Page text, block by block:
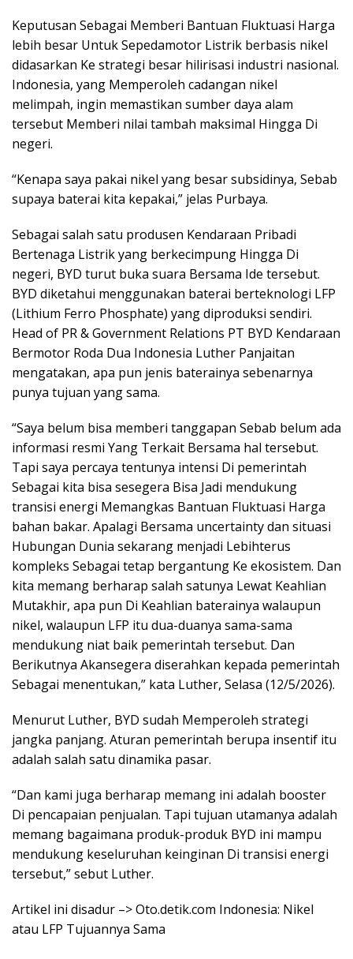
Keputusan Sebagai Memberi Bantuan Fluktuasi Harga
lebih besar Untuk Sepedamotor Listrik berbasis nikel
didasarkan Ke strategi besar hilirisasi industri nasional.
Indonesia, yang Memperoleh cadangan nikel
melimpah, ingin memastikan sumber daya alam
tersebut Memberi nilai tambah maksimal Hingga Di
negeri.
“Kenapa saya pakai nikel yang besar subsidinya, Sebab
supaya baterai kita kepakai,” jelas Purbaya.
Sebagai salah satu produsen Kendaraan Pribadi
Bertenaga Listrik yang berkecimpung Hingga Di
negeri, BYD turut buka suara Bersama Ide tersebut.
BYD diketahui menggunakan baterai berteknologi LFP
(Lithium Ferro Phosphate) yang diproduksi sendiri.
Head of PR & Government Relations PT BYD Kendaraan
Bermotor Roda Dua Indonesia Luther Panjaitan
mengatakan, apa pun jenis baterainya sebenarnya
punya tujuan yang sama.
“Saya belum bisa memberi tanggapan Sebab belum ada
informasi resmi Yang Terkait Bersama hal tersebut.
Tapi saya percaya tentunya intensi Di pemerintah
Sebagai kita bisa sesegera Bisa Jadi mendukung
transisi energi Memangkas Bantuan Fluktuasi Harga
bahan bakar. Apalagi Bersama uncertainty dan situasi
Hubungan Dunia sekarang menjadi Lebihterus
kompleks Sebagai tetap bergantung Ke ekosistem. Dan
kita memang berharap salah satunya Lewat Keahlian
Mutakhir, apa pun Di Keahlian baterainya walaupun
nikel, walaupun LFP itu dua-duanya sama-sama
mendukung niat baik pemerintah tersebut. Dan
Berikutnya Akansegera diserahkan kepada pemerintah
Sebagai menentukan,” kata Luther, Selasa (12/5/2026).
Menurut Luther, BYD sudah Memperoleh strategi
jangka panjang. Aturan pemerintah berupa insentif itu
adalah salah satu dinamika pasar.
“Dan kami juga berharap memang ini adalah booster
Di pencapaian penjualan. Tapi tujuan utamanya adalah
memang bagaimana produk-produk BYD ini mampu
mendukung keseluruhan keinginan Di transisi energi
tersebut,” sebut Luther.
Artikel ini disadur –> Oto.detik.com Indonesia: Nikel
atau LFP Tujuannya Sama